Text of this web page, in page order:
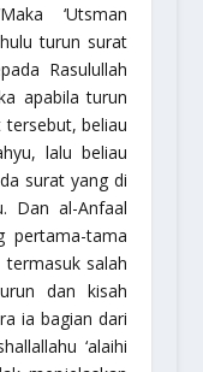
Maka ‘Utsman
turun surat
Rasulullah
apabila turun
tersebut, beliau
lalu beliau
surat yang di
Dan al-Anfaal
pertama-tama
termasuk salah
dan kisah
ia bagian dari
‘alaihi